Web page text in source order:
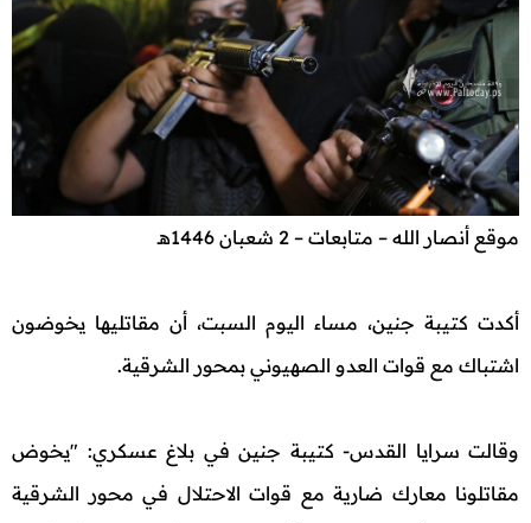
موقع أنصار الله – متابعات – 2 شعبان 1446هـ
أكدت كتيبة جنين، مساء اليوم السبت، أن مقاتليها يخوضون
اشتباك مع قوات العدو الصهيوني بمحور الشرقية.
وقالت سرايا القدس- كتيبة جنين في بلاغ عسكري: "يخوض
مقاتلونا معارك ضارية مع قوات الاحتلال في محور الشرقية